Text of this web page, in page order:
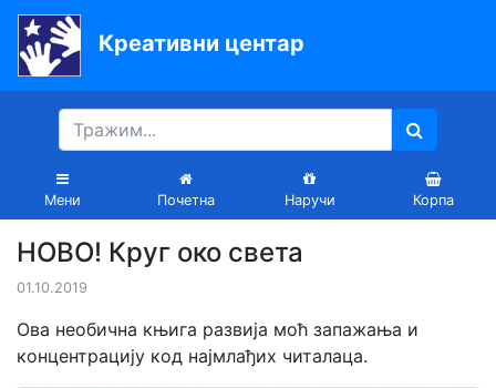
Креативни центар
Мени Почетна Наручи Корпа
Почетна
Књиге
Уџбеници
вртиће
Акције
НОВО! Круг око света
01.10.2019
Ова необична књига развија моћ запажања и
концентрацију код најмлађих читалаца.